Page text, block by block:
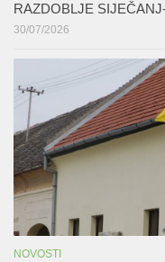
RAZDOBLJE
30/07/2026
NOVOSTI